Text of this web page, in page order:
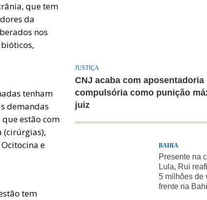
que tem
da
nos
tenham
demandas
estão com
(cirúrgias),
e
tem
JUSTIÇA
CNJ acaba com aposentadoria
compulsória como punição
juiz
BAHIA
Presente na
Lula, Rui
5 milhões de
frente na